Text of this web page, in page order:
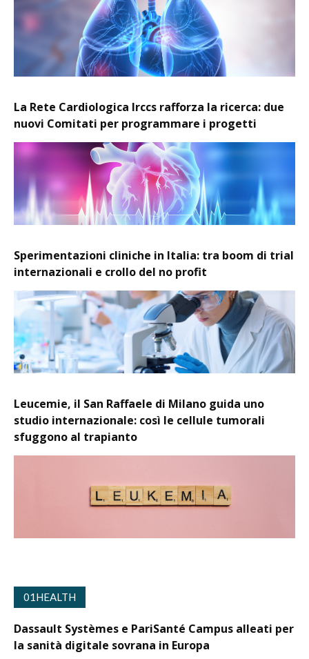
La Rete Cardiologica Irccs rafforza la ricerca: due
nuovi Comitati per programmare i progetti
Sperimentazioni cliniche in Italia: tra boom di trial
internazionali e crollo del no profit
Leucemie, il San Raffaele di Milano guida uno
studio internazionale: così le cellule tumorali
sfuggono al trapianto
01HEALTH
Dassault Systèmes e PariSanté Campus alleati per
la sanità digitale sovrana in Europa